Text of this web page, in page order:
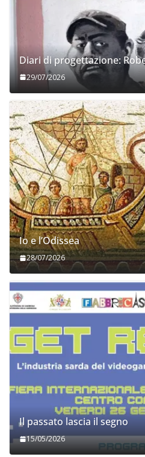
Diari di progettazione:
29/07/2026
Io e l’Odissea
28/07/2026
Il passato lascia il segno
15/05/2026